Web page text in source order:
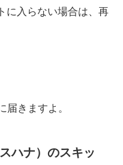
に入らない場合は、再
届きますよ。
ハナ）のスキッ